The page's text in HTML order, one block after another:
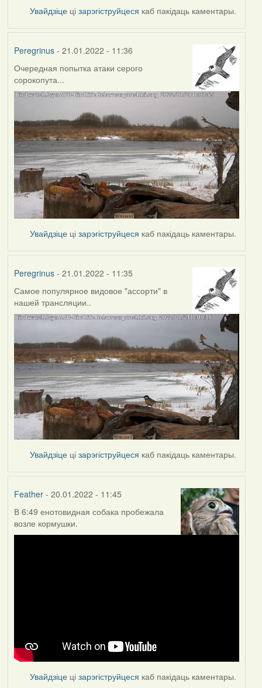
Увайдзіце цізарэгіструйцеся каб пакідаць каментары.
Peregrinus- 21.01.2022 - 11:36
Очередная попытка атаки серого
сорокопута...
Увайдзіце цізарэгіструйцеся каб пакідаць каментары.
Peregrinus- 21.01.2022 - 11:35
Самое популярное видовое "ассорти" в
нашей трансляции..
Увайдзіце цізарэгіструйцеся каб пакідаць каментары.
Feather- 20.01.2022 - 11:45
В 6:49 енотовидная собака пробежала
возле кормушки.
Увайдзіце цізарэгіструйцеся каб пакідаць каментары.